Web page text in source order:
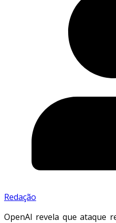
Redação
OpenAI revela que ataque